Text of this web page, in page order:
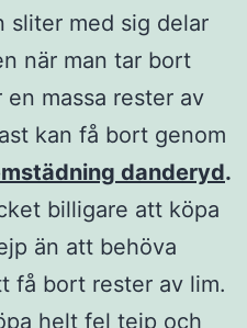
sliter med sig delar
när man tar bort
massa rester av
kan få bort genom
danderyd.
billigare att köpa
än att behöva
få bort rester av lim.
helt fel tejp och